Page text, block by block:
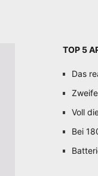
TOP 5
Das
Voll
Bei